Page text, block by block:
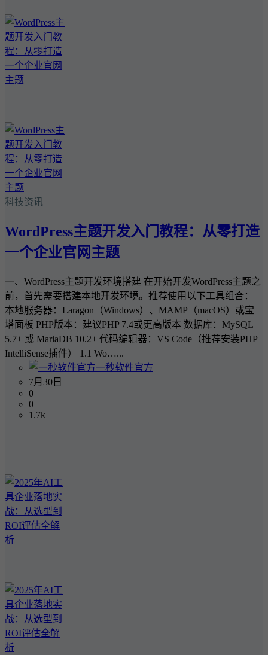
科技资讯
WordPress主题开发入门教程：从零打造
一个企业官网主题
一、WordPress主题开发环境搭建 在开始开发WordPress主题之
前，首先需要搭建本地开发环境。推荐使用以下工具组合：
本地服务器：Laragon（Windows）、MAMP（macOS）或宝
塔面板 PHP版本：建议PHP 7.4或更高版本 数据库：MySQL
5.7+ 或 MariaDB 10.2+ 代码编辑器：VS Code（推荐安装PHP
IntelliSense插件） 1.1 Wo…...
一秒软件官方
7月30日
0
0
1.7k